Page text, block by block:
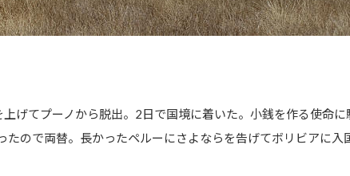
げてプーノから脱出。2日で国境に着いた。小銭を作る使命
たので両替。長かったペルーにさよならを告げてボリビアに入